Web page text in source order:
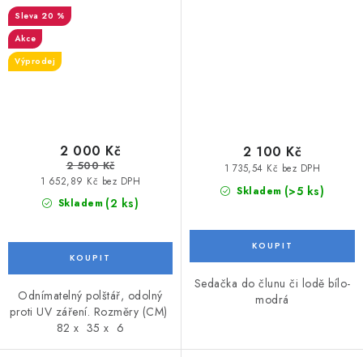
20 %
Akce
Výprodej
Skladem (2 ks)
1 652,89 Kč bez DPH
2 000 Kč
2 500 Kč
Odnímatelný polštář, odolný
proti UV záření. Rozměry (CM)
82 x 35 x 6
Skladem (>5 ks)
1 735,54 Kč bez DPH
2 100 Kč
Sedačka do člunu či lodě bílo-
modrá